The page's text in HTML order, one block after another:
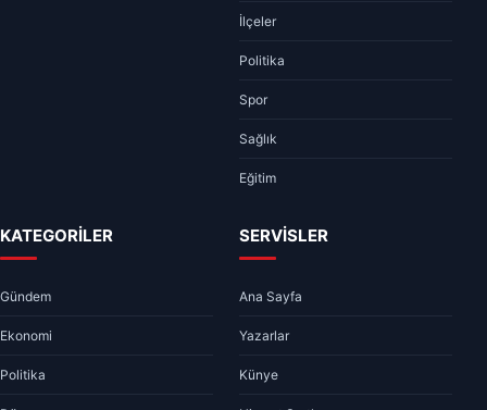
İlçeler
Politika
Spor
Sağlık
Eğitim
KATEGORİLER
Gündem
Ekonomi
Politika
SERVİSLER
Ana Sayfa
Yazarlar
Künye